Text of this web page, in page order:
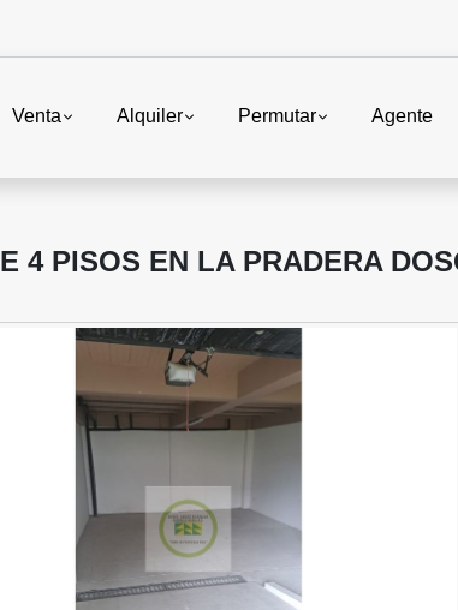
Venta Alquiler Permutar Agente
4 PISOS EN LA PRADERA